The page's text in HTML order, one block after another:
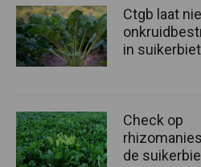
Ctgb laat
in
Check op
de